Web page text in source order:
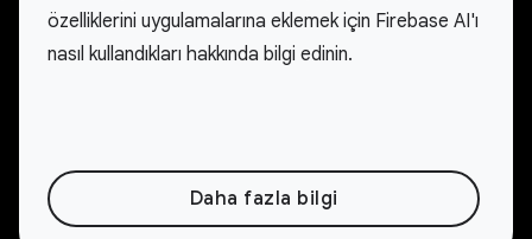
özelliklerini uygulamalarına eklemek için Firebase AI'ı
nasıl kullandıkları hakkında bilgi edinin.
Daha fazla bilgi